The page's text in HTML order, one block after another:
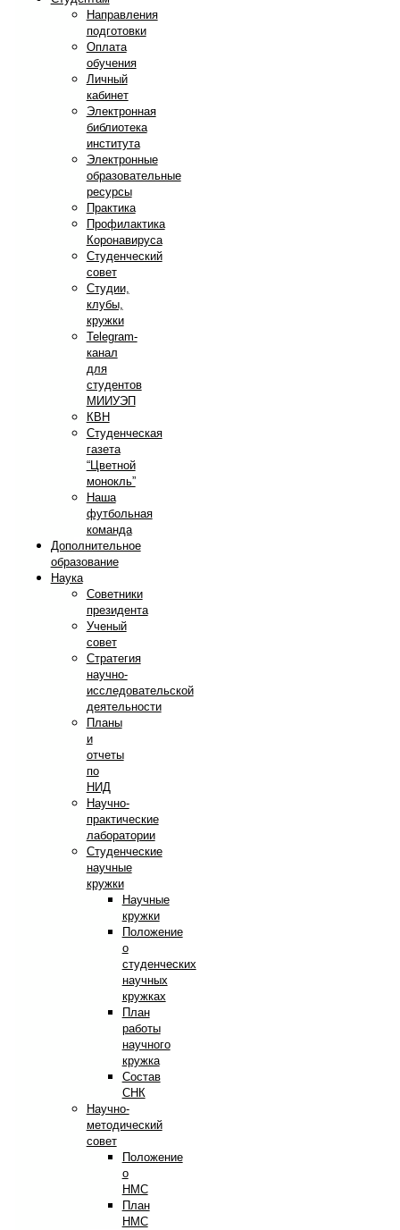
Направления
подготовки
Оплата
обучения
Личный
кабинет
Электронная
библиотека
института
Электронные
образовательные
ресурсы
Практика
Профилактика
Коронавируса
Студенческий
совет
Студии,
клубы,
кружки
Telegram-
канал
для
студентов
МИИУЭП
КВН
Студенческая
газета
“Цветной
монокль”
Наша
футбольная
команда
Дополнительное
образование
Наука
Советники
президента
Ученый
совет
Стратегия
научно-
исследовательской
деятельности
Планы
и
отчеты
по
НИД
Научно-
практические
лаборатории
Студенческие
научные
кружки
Научные
кружки
Положение
о
студенческих
научных
кружках
План
работы
научного
кружка
Состав
СНК
Научно-
методический
совет
Положение
о
НМС
План
НМС